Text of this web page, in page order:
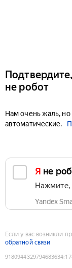
не робот
Нам очень жаль, но
автоматические.
Я не
Нажмите,
Yandex
Если у вас возникли
обратной связи
9180944329794683634: